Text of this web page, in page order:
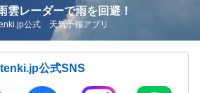
雲レーダーで雨を回避！
公式 天気予報アプリ
tenki.jp公式SNS